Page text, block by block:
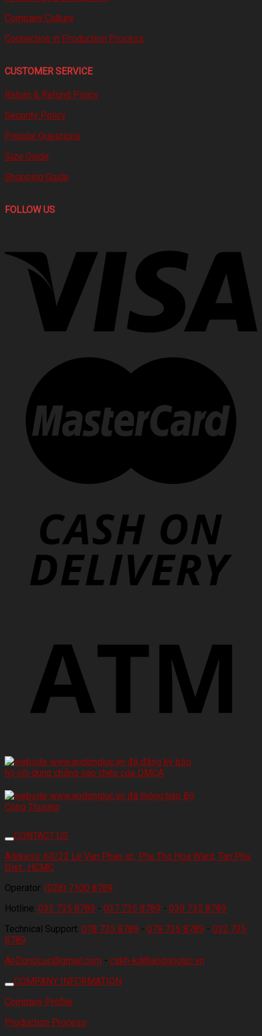
Company Culture
Connection in Production Process
CUSTOMER SERVICE
Return & Refund Policy
Security Policy
Popular Questions
Size Guide
Shopping Guide
FOLLOW US
CONTACT US
Address: 60/22 Le Van Phan st., Phu Tho Hoa Ward, Tan Phu
Dist., HCMC
Operator: (028) 7100 8789
Hotline: 033 735 8789 - 037 735 8789 - 039 735 8789
Technical Support: 078 735 8789 - 079 735 8789 - 032 735
8789
AoDongLuc@gmail.com - cskh-kd@aodongluc.vn
COMPANY INFORMATION
Company Profile
Production Process